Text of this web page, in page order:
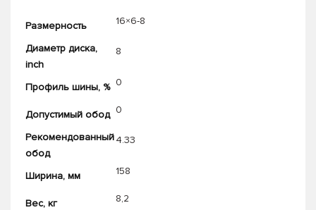
Размерность 16×6-8
Диаметр диска,
inch
8
Профиль шины, % 0
Допустимый обод 0
Рекомендованный
обод
4.33
Ширина, мм 158
Вес, кг 8,2